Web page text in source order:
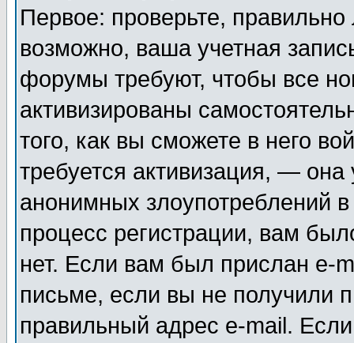
Первое: проверьте,
возможно, ваша учетная
форумы требуют, чтобы все
активизированы
того, как вы сможете в него
требуется активизация, —
анонимных злоупотреблений
процесс регистрации, вам
нет. Если вам был прислан e-
письме, если вы не получили
правильный адрес e-mail.